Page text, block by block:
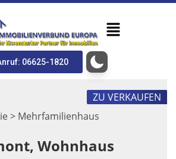
06625-1820
> Mehrfamilienhaus
ZU VERKAUFEN
Wohnhaus